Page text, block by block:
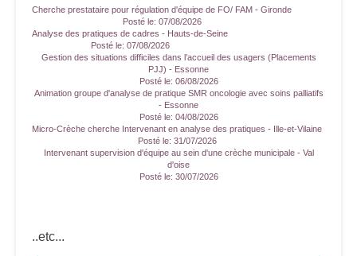
Cherche prestataire pour régulation d'équipe de FO/ FAM - Gironde
Posté le: 07/08/2026
Analyse des pratiques de cadres - Hauts-de-Seine
Posté le: 07/08/2026
Gestion des situations difficiles dans l’accueil des usagers (Placements
PJJ) - Essonne
Posté le: 06/08/2026
Animation groupe d'analyse de pratique SMR oncologie avec soins palliatifs
- Essonne
Posté le: 04/08/2026
Micro-Crèche cherche Intervenant en analyse des pratiques - Ille-et-Vilaine
Posté le: 31/07/2026
Intervenant supervision d'équipe au sein d'une crèche municipale - Val
d'oise
Posté le: 30/07/2026
..etc...